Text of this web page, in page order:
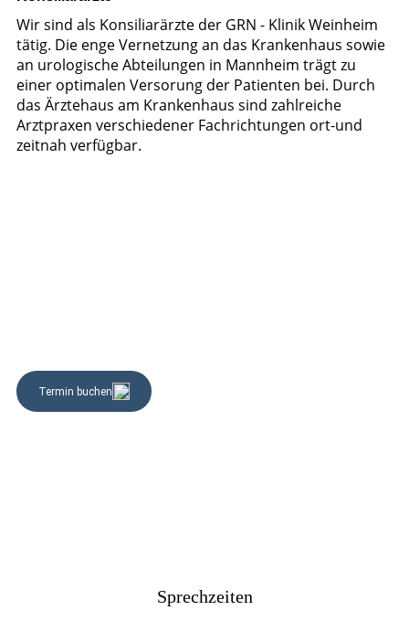
Wir sind als Konsiliarärzte der GRN - Klinik Weinheim
tätig. Die enge Vernetzung an das Krankenhaus sowie
an urologische Abteilungen in Mannheim trägt zu
einer optimalen Versorung der Patienten bei. Durch
das Ärztehaus am Krankenhaus sind zahlreiche
Arztpraxen verschiedener Fachrichtungen ort-und
zeitnah verfügbar.
Sprechzeiten